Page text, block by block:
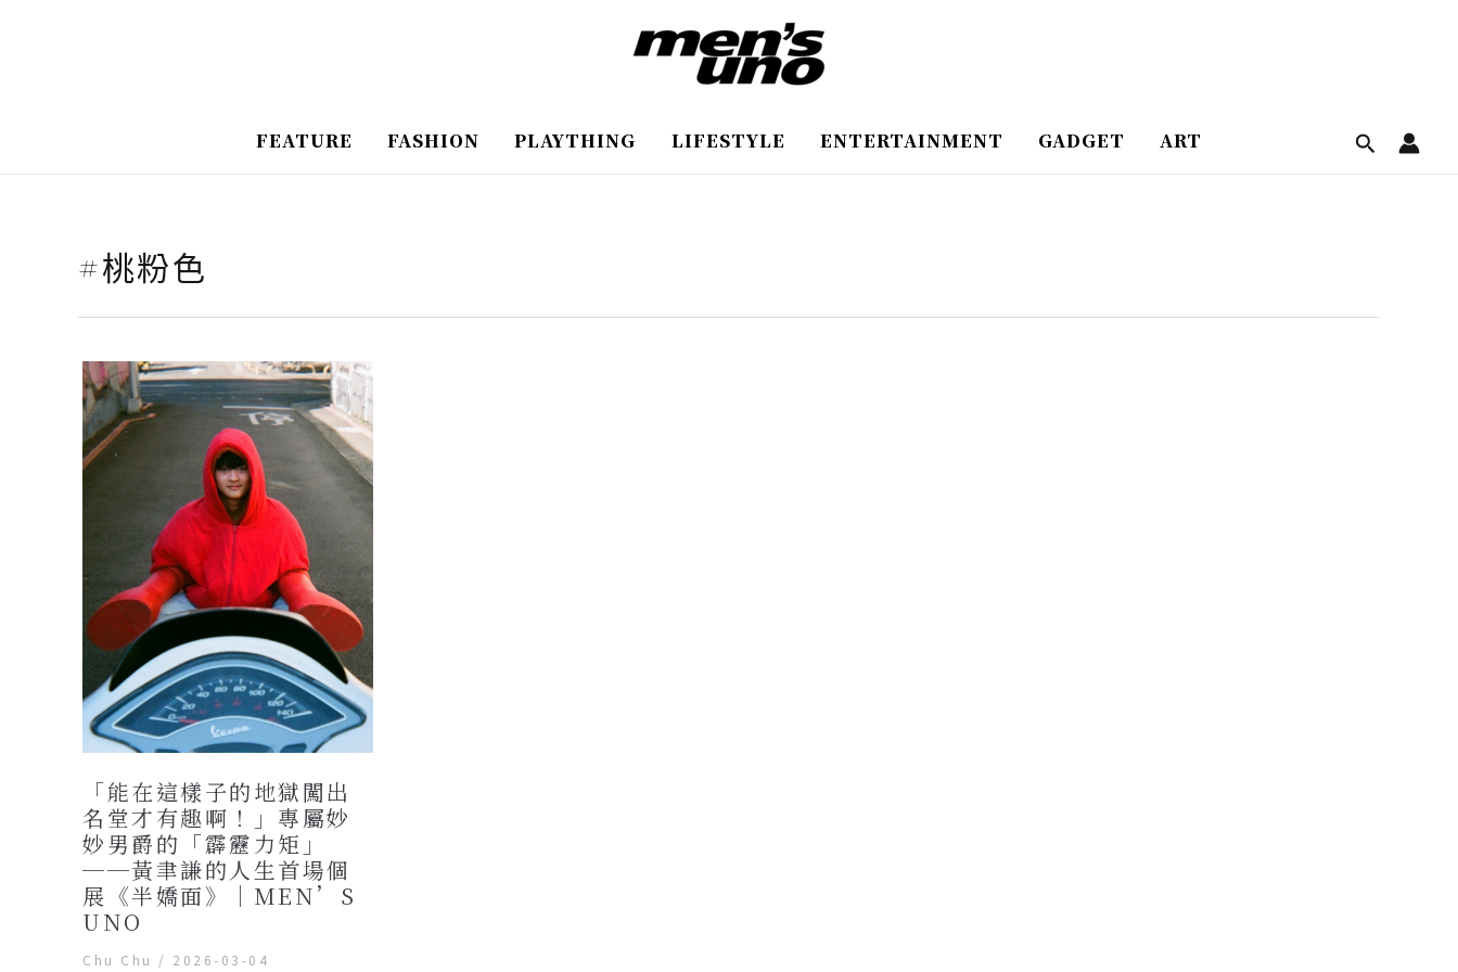
容
FEATURE FASHION PLAYTHING LIFESTYLE ENTERTAINMENT GADGET ART
#桃粉色
「能在這樣子的地獄闖出
名堂才有趣啊！」專屬妙
妙男爵的「霹靂力矩」
──黃聿謙的人生首場個
展《半嬌面》｜MEN’S
UNO
Chu Chu / 2026-03-04